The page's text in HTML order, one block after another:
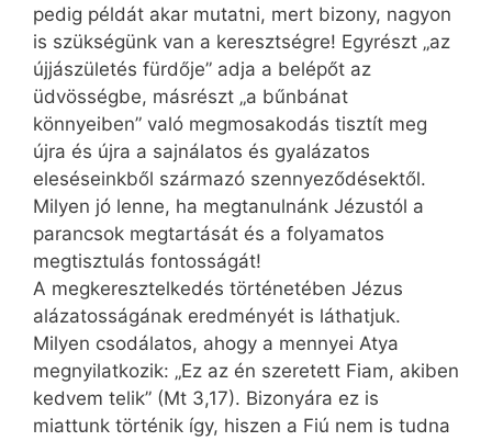
pedig példát akar mutatni, mert bizony, nagyon
is szükségünk van a keresztségre! Egyrészt „az
újjászületés fürdője” adja a belépőt az
üdvösségbe, másrészt „a bűnbánat
könnyeiben” való meg­mosakodás tisztít meg
újra és újra a sajnálatos és gyalázatos
eleséseinkből származó szennyeződésektől.
Milyen jó lenne, ha megtanulnánk Jézustól a
parancsok megtartását és a folyamatos
megtisztulás fontosságát!
A megkeresztelkedés történetében Jézus
alázatosságának eredményét is láthatjuk.
Milyen csodálatos, ahogy a mennyei Atya
megnyilatkozik: „Ez az én szeretett Fiam, akiben
kedvem telik” (Mt 3,17). Bizonyára ez is
miattunk történik így, hiszen a Fiú nem is tudna